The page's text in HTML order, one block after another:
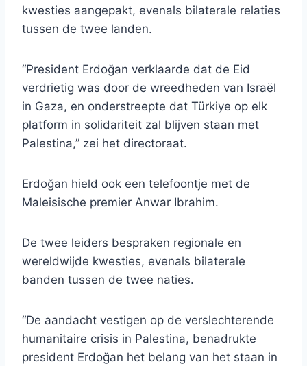
kwesties aangepakt, evenals bilaterale relaties
tussen de twee landen.
“President Erdoğan verklaarde dat de Eid
verdrietig was door de wreedheden van Israël
in Gaza, en onderstreepte dat Türkiye op elk
platform in solidariteit zal blijven staan ​​met
Palestina,” zei het directoraat.
Erdoğan hield ook een telefoontje met de
Maleisische premier Anwar Ibrahim.
De twee leiders bespraken regionale en
wereldwijde kwesties, evenals bilaterale
banden tussen de twee naties.
“De aandacht vestigen op de verslechterende
humanitaire crisis in Palestina, benadrukte
president Erdoğan het belang van het staan ​​in